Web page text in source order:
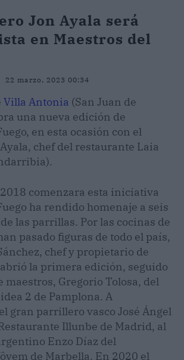
Jon Ayala será
en Maestros del
22 marzo, 2023 00:34
Villa Antonia (San Juan de
una nueva edición de
en esta ocasión con el
chef del restaurante Laia
comenzara esta iniciativa
ha rendido homenaje a seis
las parrillas. Por las cocinas de
pasado figuras de todo el país,
chef y propietario de
la primera edición, seguido
maestros, Gregorio Tolosa, del
2 de Pamplona. A
gran parrillero vasco José Ángel
Illunbe de Madrid, al
Enzo Díaz del
de Marbella. En 2020 el